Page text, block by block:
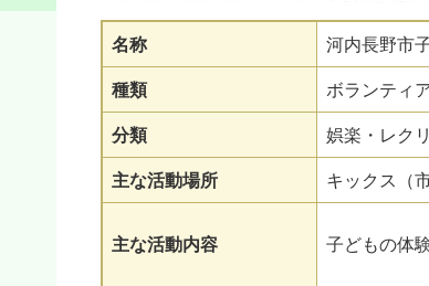
名称
河内長野市
種類
ボランティ
分類
娯楽・レク
主な活動場所
キックス（
主な活動内容 子どもの体